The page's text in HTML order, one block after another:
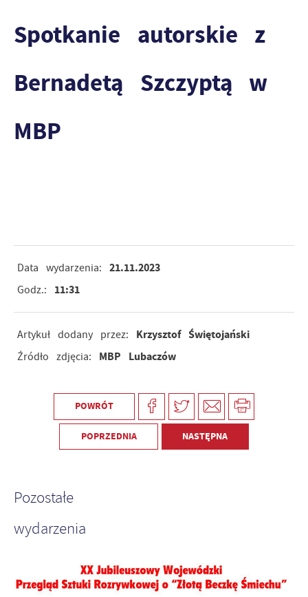
Spotkanie autorskie z
Bernadetą Szczyptą w
MBP
Data wydarzenia: 21.11.2023
Godz.: 11:31
Artykuł dodany przez: Krzysztof Świętojański
Źródło zdjęcia: MBP Lubaczów
POWRÓT
POPRZEDNIA NASTĘPNA
Pozostałe
wydarzenia